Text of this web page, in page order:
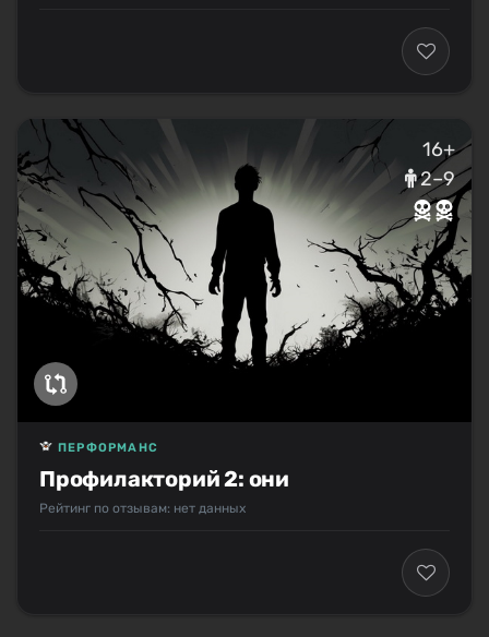
16+
2–9
Профилакторий 2: они
ПЕРФОРМАНС
Рейтинг по отзывам: нет данных